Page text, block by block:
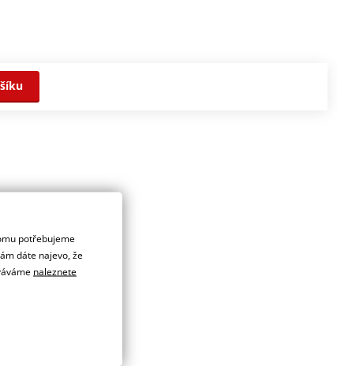
potřebujeme
dáte najevo, že
naleznete